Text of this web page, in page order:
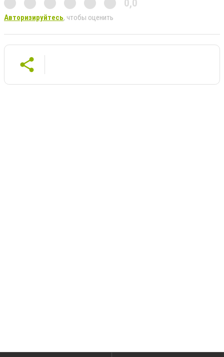
0,0
Авторизируйтесь, чтобы оценить